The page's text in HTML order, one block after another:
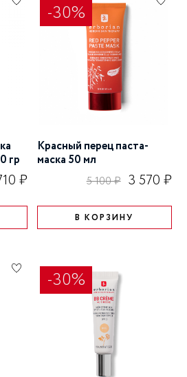
гр
₽
-30%
Красный перец паста-
маска 50 мл
5 100 ₽ 3 570 ₽
В КОРЗИНУ
-30%